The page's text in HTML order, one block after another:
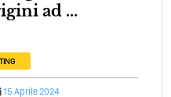
ad ...
15 Aprile 2024